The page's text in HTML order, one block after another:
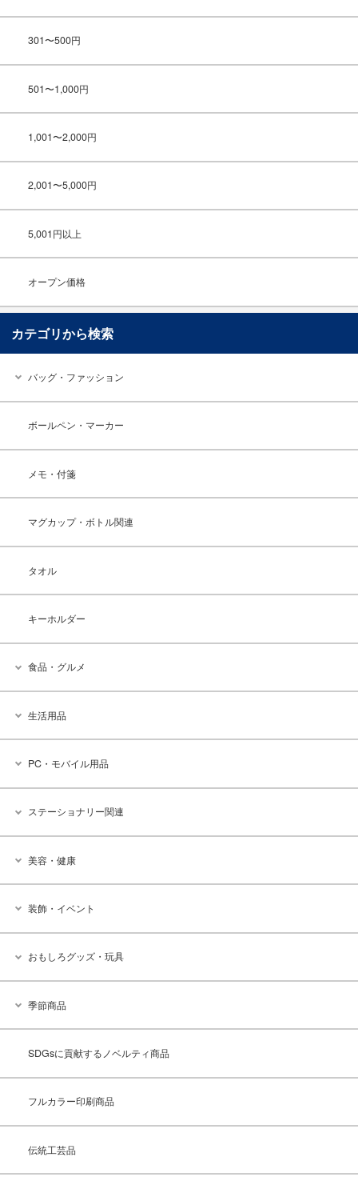
301〜500円
501〜1,000円
1,001〜2,000円
2,001〜5,000円
5,001円以上
オープン価格
カテゴリから検索
バッグ・ファッション
ボールペン・マーカー
メモ・付箋
マグカップ・ボトル関連
タオル
キーホルダー
食品・グルメ
生活用品
PC・モバイル用品
ステーショナリー関連
美容・健康
装飾・イベント
おもしろグッズ・玩具
季節商品
SDGsに貢献するノベルティ商品
フルカラー印刷商品
伝統工芸品